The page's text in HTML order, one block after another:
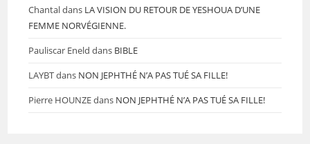
Chantaldans LA VISION DU RETOUR DE YESHOUA D’UNE
FEMME NORVÉGIENNE.
Pauliscar Eneld dans BIBLE
LAYBTdans NON JEPHTHÉ N’A PAS TUÉ SA FILLE!
Pierre HOUNZEdans NON JEPHTHÉ N’A PAS TUÉ SA FILLE!